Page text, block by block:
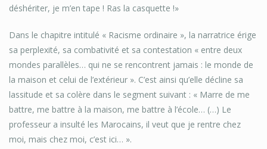
déshériter, je m’en tape ! Ras la casquette !»
Dans le chapitre intitulé « Racisme ordinaire », la narratrice érige
sa perplexité, sa combativité et sa contestation « entre deux
mondes parallèles… qui ne se rencontrent jamais : le monde de
la maison et celui de l’extérieur ». C’est ainsi qu’elle décline sa
lassitude et sa colère dans le segment suivant : « Marre de me
battre, me battre à la maison, me battre à l’école… (…) Le
professeur a insulté les Marocains, il veut que je rentre chez
moi, mais chez moi, c’est ici… ».